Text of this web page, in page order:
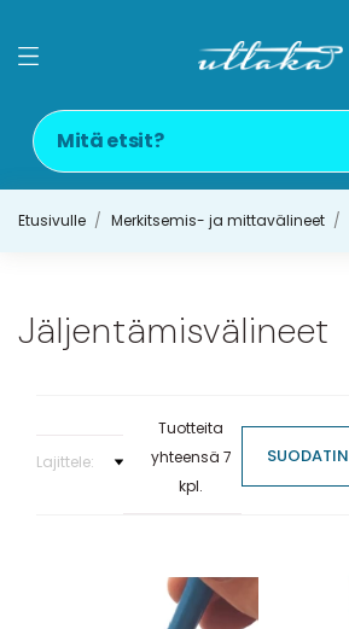
Etusivulle Merkitsemis- ja mittavälineet
Jäljentämisvälineet
SUODATIN
Tuotteita
yhteensä 7
kpl.
Lajittele: